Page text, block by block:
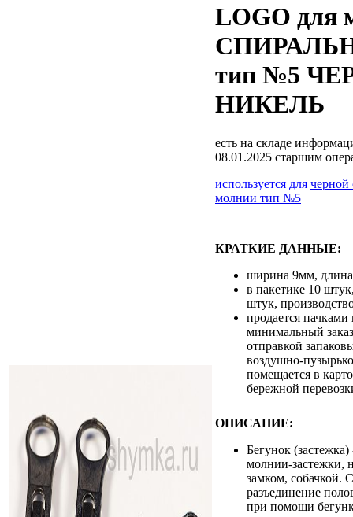
LOGO для
тип №5
НИКЕЛЬ
есть на складе
08.01.2025 старшим
используется для черной
молнии тип №5
КРАТКИЕ ДАННЫЕ:
ширина 9мм,
в пакетике 10
штук,
продается
минимальный
отправкой
воздушно-
помещается в
бережной
ОПИСАНИЕ:
Бегунок
молнии-застежки,
замком, собачкой.
разъединение
при помощи